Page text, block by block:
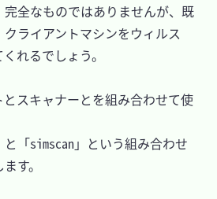
全なものではありませんが、既
ライアントマシンをウィルス
れるでしょう。
スキャナーとを組み合わせて使
と「simscan」という組み合わせ
す。